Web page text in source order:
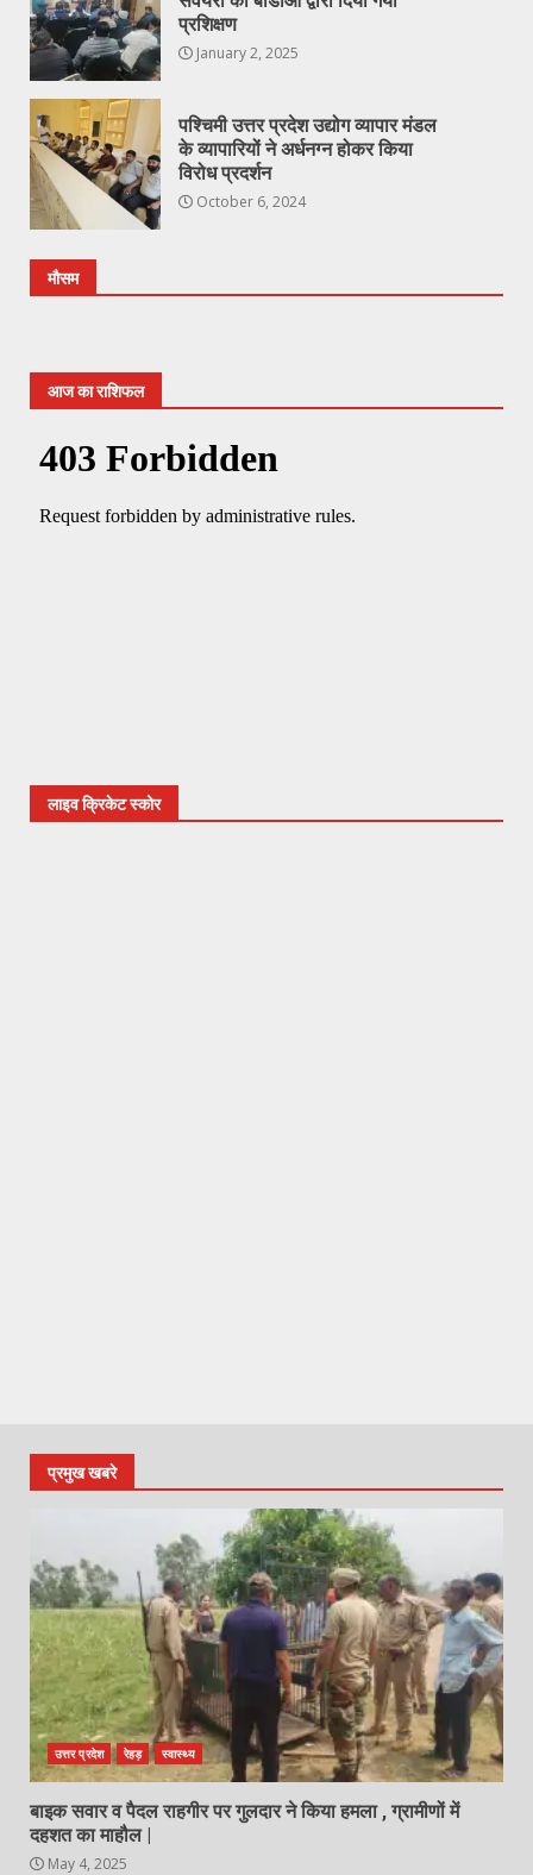
प्रशिक्षण
January 2, 2025
पश्चिमी उत्तर प्रदेश उद्योग व्यापार मंडल
के व्यापारियों ने अर्धनग्न होकर किया
विरोध प्रदर्शन
October 6, 2024
मौसम
आज का राशिफल
लाइव क्रिकेट स्कोर
प्रमुख खबरे
उत्तर प्रदेश रेहड़ स्वास्थ्य
बाइक सवार व पैदल राहगीर पर गुलदार ने किया हमला , ग्रामीणों में
दहशत का माहौल |
May 4, 2025